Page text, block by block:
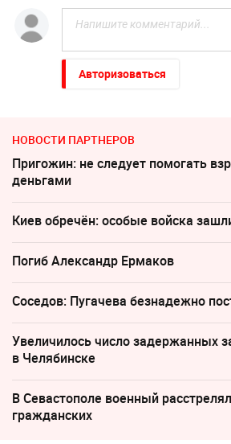
Авторизоваться
НОВОСТИ ПАРТНЕРОВ
Пригожин: не следует помогать
деньгами
Киев обречён: особые войска
Погиб Александр Ермаков
Соседов: Пугачева безнадежно
Увеличилось число задержанных
в Челябинске
В Севастополе военный
гражданских